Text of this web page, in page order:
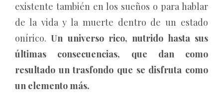
existente también en los sueños o para hablar
de la vida y la muerte dentro de un estado
onírico. Un universo rico, nutrido hasta sus
últimas consecuencias, que dan como
resultado un trasfondo que se disfruta como
un elemento más.